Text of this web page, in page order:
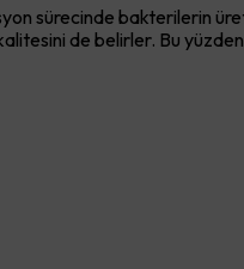
sürecinde bakterilerin
de belirler. Bu